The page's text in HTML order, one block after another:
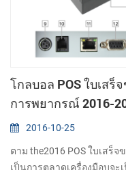
โกลบอล POS ใบเสร็
การพยากรณ์ 2016-
2016-10-25
ตาม the2016 POS ใบเสร็จ
เป็นการตลาดเครื่องมือบจ